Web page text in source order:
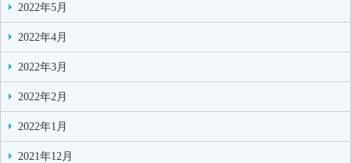
2022年5月
2022年4月
2022年3月
2022年2月
2022年1月
2021年12月